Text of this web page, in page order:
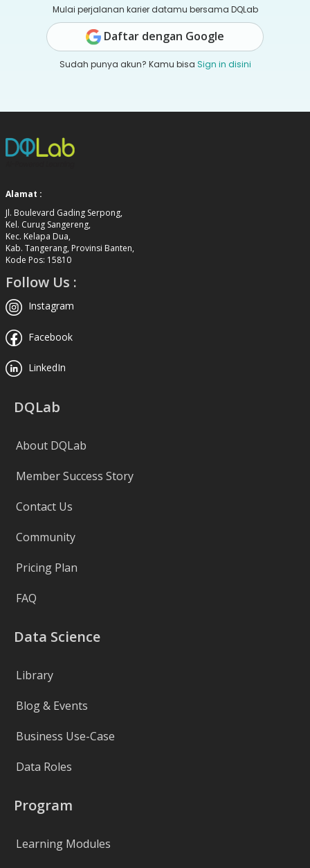
Mulai perjalanan karier datamu bersama DQLab
Daftar dengan Google
Sudah punya akun? Kamu bisa Sign in disini
Alamat :
Jl. Boulevard Gading Serpong,
Kel. Curug Sangereng,
Kec. Kelapa Dua,
Kab. Tangerang, Provinsi Banten,
Kode Pos: 15810
Follow Us :
Instagram
Facebook
LinkedIn
DQLab
About DQLab
Member Success Story
Contact Us
Community
Pricing Plan
FAQ
Data Science
Library
Blog & Events
Business Use-Case
Data Roles
Program
Learning Modules